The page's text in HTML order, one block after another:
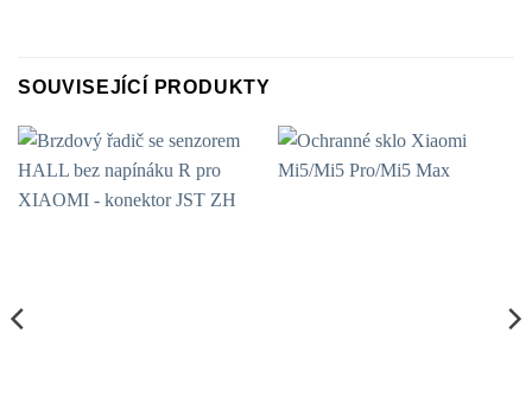
SOUVISEJÍCÍ PRODUKTY